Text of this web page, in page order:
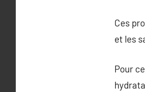
Ces
et les
Pour